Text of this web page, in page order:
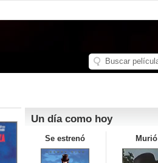
Un día como hoy
Se estrenó Murió